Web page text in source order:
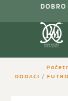
DODACI /